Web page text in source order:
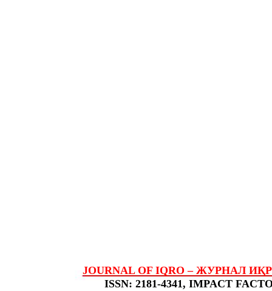
JOURNAL OF IQRO – ЖУРНАЛ ИҚРО
ISSN: 2181-4341, IMPACT